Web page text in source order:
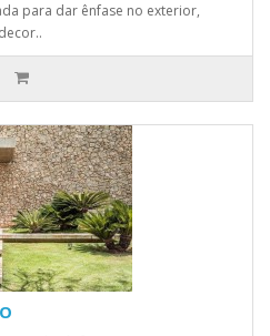
para dar ênfase no exterior,